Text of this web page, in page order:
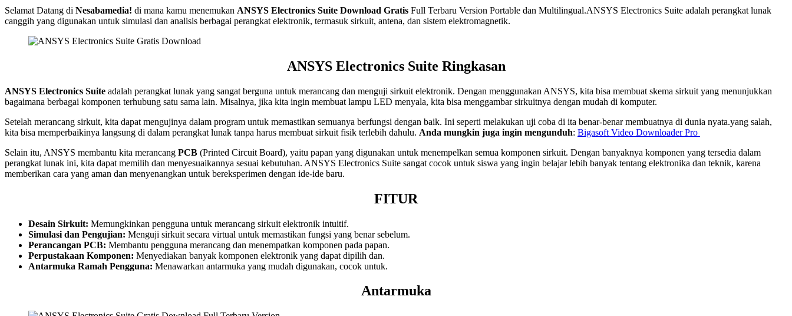
Selamat Datang di Nesabamedia! di mana kamu menemukan ANSYS Electronics Suite Download Gratis Full Terbaru Version Portable dan Multilingual.ANSYS Electronics Suite adalah perangkat lunak
canggih yang digunakan untuk simulasi dan analisis berbagai perangkat elektronik, termasuk sirkuit, antena, dan sistem elektromagnetik.
ANSYS Electronics Suite Ringkasan
ANSYS Electronics Suite adalah perangkat lunak yang sangat berguna untuk merancang dan menguji sirkuit elektronik. Dengan menggunakan ANSYS, kita bisa membuat skema sirkuit yang menunjukkan
bagaimana berbagai komponen terhubung satu sama lain. Misalnya, jika kita ingin membuat lampu LED menyala, kita bisa menggambar sirkuitnya dengan mudah di komputer.
Setelah merancang sirkuit, kita dapat mengujinya dalam program untuk memastikan semuanya berfungsi dengan baik. Ini seperti melakukan uji coba di ita benar-benar membuatnya di dunia nyata.yang salah,
kita bisa memperbaikinya langsung di dalam perangkat lunak tanpa harus membuat sirkuit fisik terlebih dahulu. Anda mungkin juga ingin mengunduh: Bigasoft Video Downloader Pro
Selain itu, ANSYS membantu kita merancang PCB (Printed Circuit Board), yaitu papan yang digunakan untuk menempelkan semua komponen sirkuit. Dengan banyaknya komponen yang tersedia dalam
perangkat lunak ini, kita dapat memilih dan menyesuaikannya sesuai kebutuhan. ANSYS Electronics Suite sangat cocok untuk siswa yang ingin belajar lebih banyak tentang elektronika dan teknik, karena
memberikan cara yang aman dan menyenangkan untuk bereksperimen dengan ide-ide baru.
FITUR
Desain Sirkuit: Memungkinkan pengguna untuk merancang sirkuit elektronik intuitif.
Simulasi dan Pengujian: Menguji sirkuit secara virtual untuk memastikan fungsi yang benar sebelum.
Perancangan PCB: Membantu pengguna merancang dan menempatkan komponen pada papan.
Perpustakaan Komponen: Menyediakan banyak komponen elektronik yang dapat dipilih dan.
Antarmuka Ramah Pengguna: Menawarkan antarmuka yang mudah digunakan, cocok untuk.
Antarmuka